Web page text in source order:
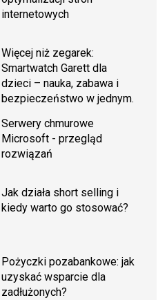
internetowych
Więcej niż zegarek:
Smartwatch Garett dla
dzieci – nauka, zabawa i
bezpieczeństwo w jednym.
Serwery chmurowe
Microsoft - przegląd
rozwiązań
Jak działa short selling i
kiedy warto go stosować?
Pożyczki pozabankowe: jak
uzyskać wsparcie dla
zadłużonych?